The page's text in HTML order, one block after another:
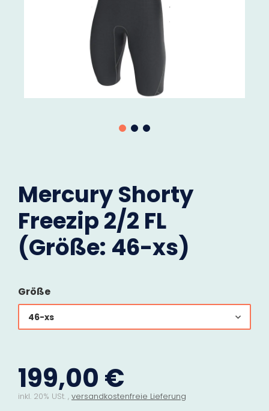
Mercury Shorty
Freezip 2/2 FL
(Größe: 46-xs)
Größe
46-xs
199,00 €
inkl. 20% USt. , versandkostenfreie Lieferung